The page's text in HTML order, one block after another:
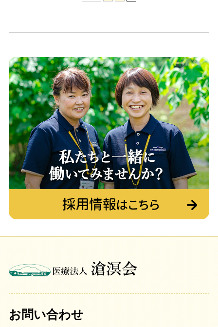
お問い合わせ